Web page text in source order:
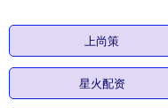
上尚策
星火配资